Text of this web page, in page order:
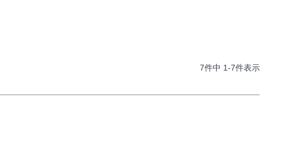
7件中 1-7件表示